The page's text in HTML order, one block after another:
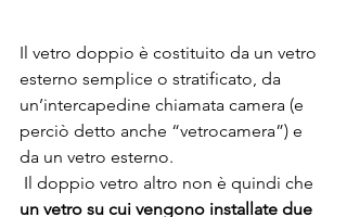
Il vetro doppio è costituito da un vetro
esterno semplice o stratificato, da
un’intercapedine chiamata camera (e
perciò detto anche “vetrocamera”) e
da un vetro esterno.
Il doppio vetro altro non è quindi che
un vetro su cui vengono installate due